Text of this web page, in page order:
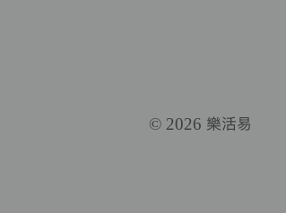
© 2026 樂活易